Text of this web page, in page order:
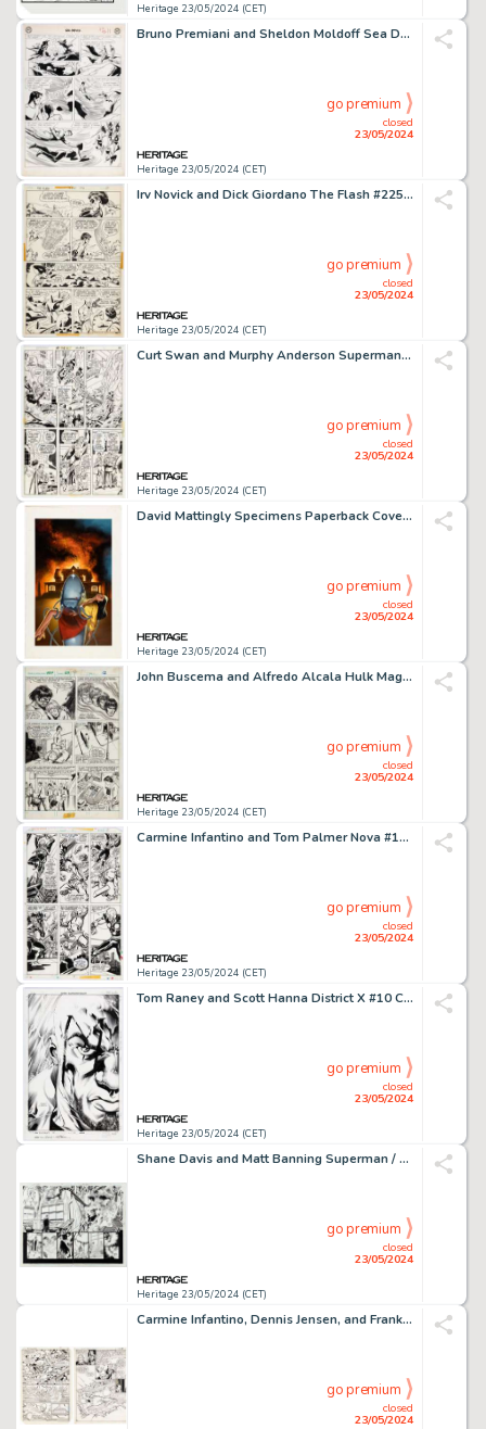
Heritage 23/05/2024 (CET)
Bruno Premiani and Sheldon Moldoff Sea Devils #16 Story Page 11 Original Art (DC, 1964).
Heritage 23/05/2024 (CET)
closed
23/05/2024
go premium
Irv Novick and Dick Giordano The Flash #225 Story Page 8 Original Art (DC, 1974).
Heritage 23/05/2024 (CET)
closed
23/05/2024
go premium
Curt Swan and Murphy Anderson Superman #262 Story Page 15 Original Art (DC, 1973).
Heritage 23/05/2024 (CET)
closed
23/05/2024
go premium
David Mattingly Specimens Paperback Cover Painting Original Art (Ace Books, 1983).
Heritage 23/05/2024 (CET)
closed
23/05/2024
go premium
John Buscema and Alfredo Alcala Hulk Magazine #23 Story Page 12 Original Art (Marvel, 1980).
Heritage 23/05/2024 (CET)
closed
23/05/2024
go premium
Carmine Infantino and Tom Palmer Nova #15 Story Page 2 Original Art (Marvel, 1977).
Heritage 23/05/2024 (CET)
closed
23/05/2024
go premium
Tom Raney and Scott Hanna District X #10 Cover Original Art (Marvel, 2005).
Heritage 23/05/2024 (CET)
closed
23/05/2024
go premium
Shane Davis and Matt Banning Superman / Batman #46 Double Page Spread 4-5 Original Art (DC, 2008). (Total: 2 Original Art)
Heritage 23/05/2024 (CET)
closed
23/05/2024
go premium
Carmine Infantino, Dennis Jensen, and Frank McLaughlin The Flash Story Pages Original Art Group of 2 (DC, 1983-84). (Total: 2 Items)
closed
23/05/2024
go premium